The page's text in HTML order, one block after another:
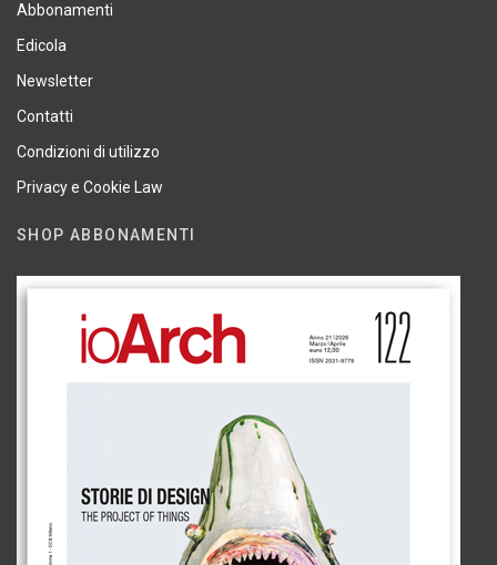
Abbonamenti
Edicola
Newsletter
Contatti
Condizioni di utilizzo
Privacy e Cookie Law
SHOP ABBONAMENTI